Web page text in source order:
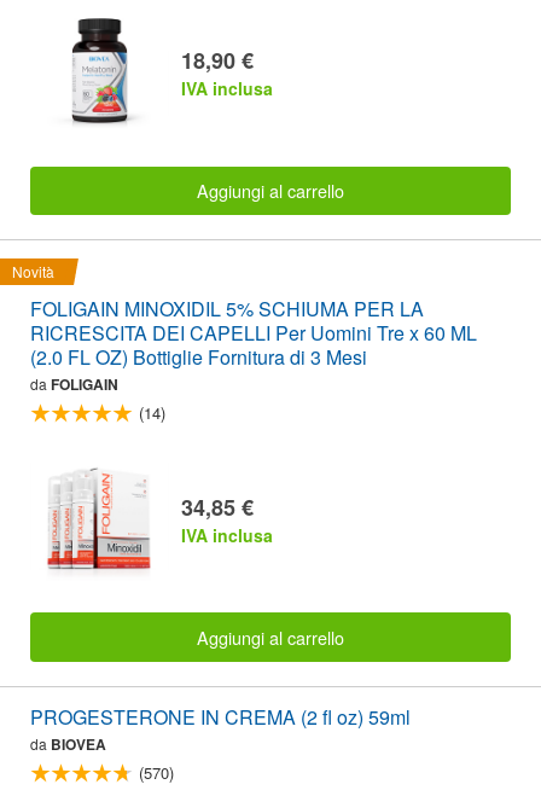
18,90 €
IVA inclusa
Aggiungi al carrello
Novità
FOLIGAIN MINOXIDIL 5% SCHIUMA PER LA
RICRESCITA DEI CAPELLI Per Uomini Tre x 60 ML
(2.0 FL OZ) Bottiglie Fornitura di 3 Mesi
da FOLIGAIN
(14)
34,85 €
IVA inclusa
Aggiungi al carrello
PROGESTERONE IN CREMA (2 fl oz) 59ml
da BIOVEA
(570)